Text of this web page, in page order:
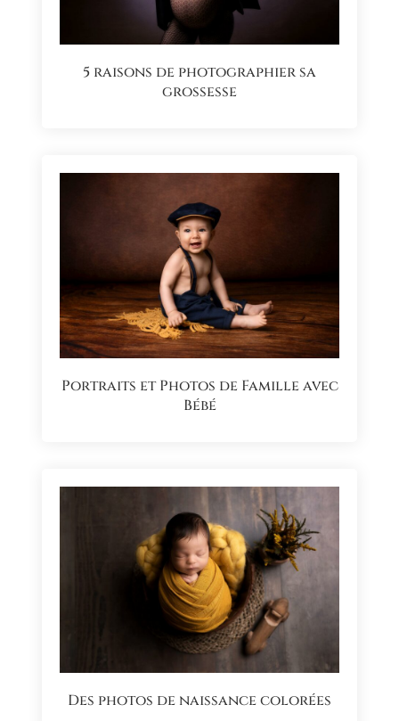
5 raisons de photographier sa
grossesse
Portraits et Photos de Famille avec
Bébé
Des photos de naissance colorées